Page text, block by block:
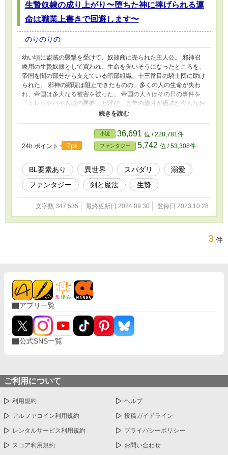
よりも、死亡シーンスチルの方が圧倒的に多い
という阿鼻叫喚なゲーム。 うっかりしてたら、
侯爵家は陰謀に巻き込まれ、兄以外は使用人も
ろとも全員が死亡して、御家断絶。 他の攻略キ
し、他の攻略キャラを惨殺する。 家族が惨殺さ
れるのを防ぐため、 推しキャラの闇落ちを阻む
ため、 死亡絶対回避不可能といわれている最難
関攻略キャラを助けるため、 転生腐女子フレー
シア・アドルミデーラは、破滅フラグを折りま
くる！
生贄奴隷の成り上がり〜堕ちた神に捧げられる運
命は職業上書きで回避します〜
のりのりの
幼い頃に盗賊の襲撃を受けて、奴隷商に売られた主人公。 邪神召
喚用の生贄奴隷として買われ、生命を失いそうになったところを、
帝国を闇の部分から支えている暗部組織、十三番目の騎士団に助け
られた。 邪神の顕現は阻止できたものの、多くの人の生命が失わ
れ、帝国は多大なる被害を被った。 帝国の人々はその日の事件を
『エレッツハイム城の悪夢』と呼び、五年の歳月が過ぎた今もなお
恐れていた。 助けられた子どもたちは、組織で育てられ、すくす
くと成長して……。 生贄奴隷として囚われていた儀式の生き残り
ーーチートなちびっ子たちと、彼らを救出した闇に生きるエリート
な大人たちーーの歪んだ思考と、掛け合いと、成長の物語です。
剣と魔法の世界。 魔力の相性がよいもの同士が惹かれ合う世界で
す。 主人公以外のカップル、様々な人間関係、からみがあるの
で、展開はすごくゆっくり。気長にお付き合いください。 血生臭
いシーン、戦闘・暴力シーンが多少あります。 ムーンライトで掲
載したものを、R15版用に過激描写を削除、マイルド（？）にして
なので、ほのかにそんなかんじがするけど、露骨な描写はない……
24h.ポイント 7pt
小説 36,691 位 / 228,781件
ファンタジー 5,742 位 / 53,308件
BL要素あり 異世界 スパダリ
溺愛
ファンタジー
剣と魔法 生贄
文字数 347,535 最終更新日 2024.09.30 登録日 2023.10.28
3 件
アプリ一覧
公式SNS一覧
ご利用について
利用規約 ヘルプ
アルファコイン利用規約 投稿ガイドライン
レンタルサービス利用規約 プライバシーポリシー
スコア利用規約 お問い合わせ